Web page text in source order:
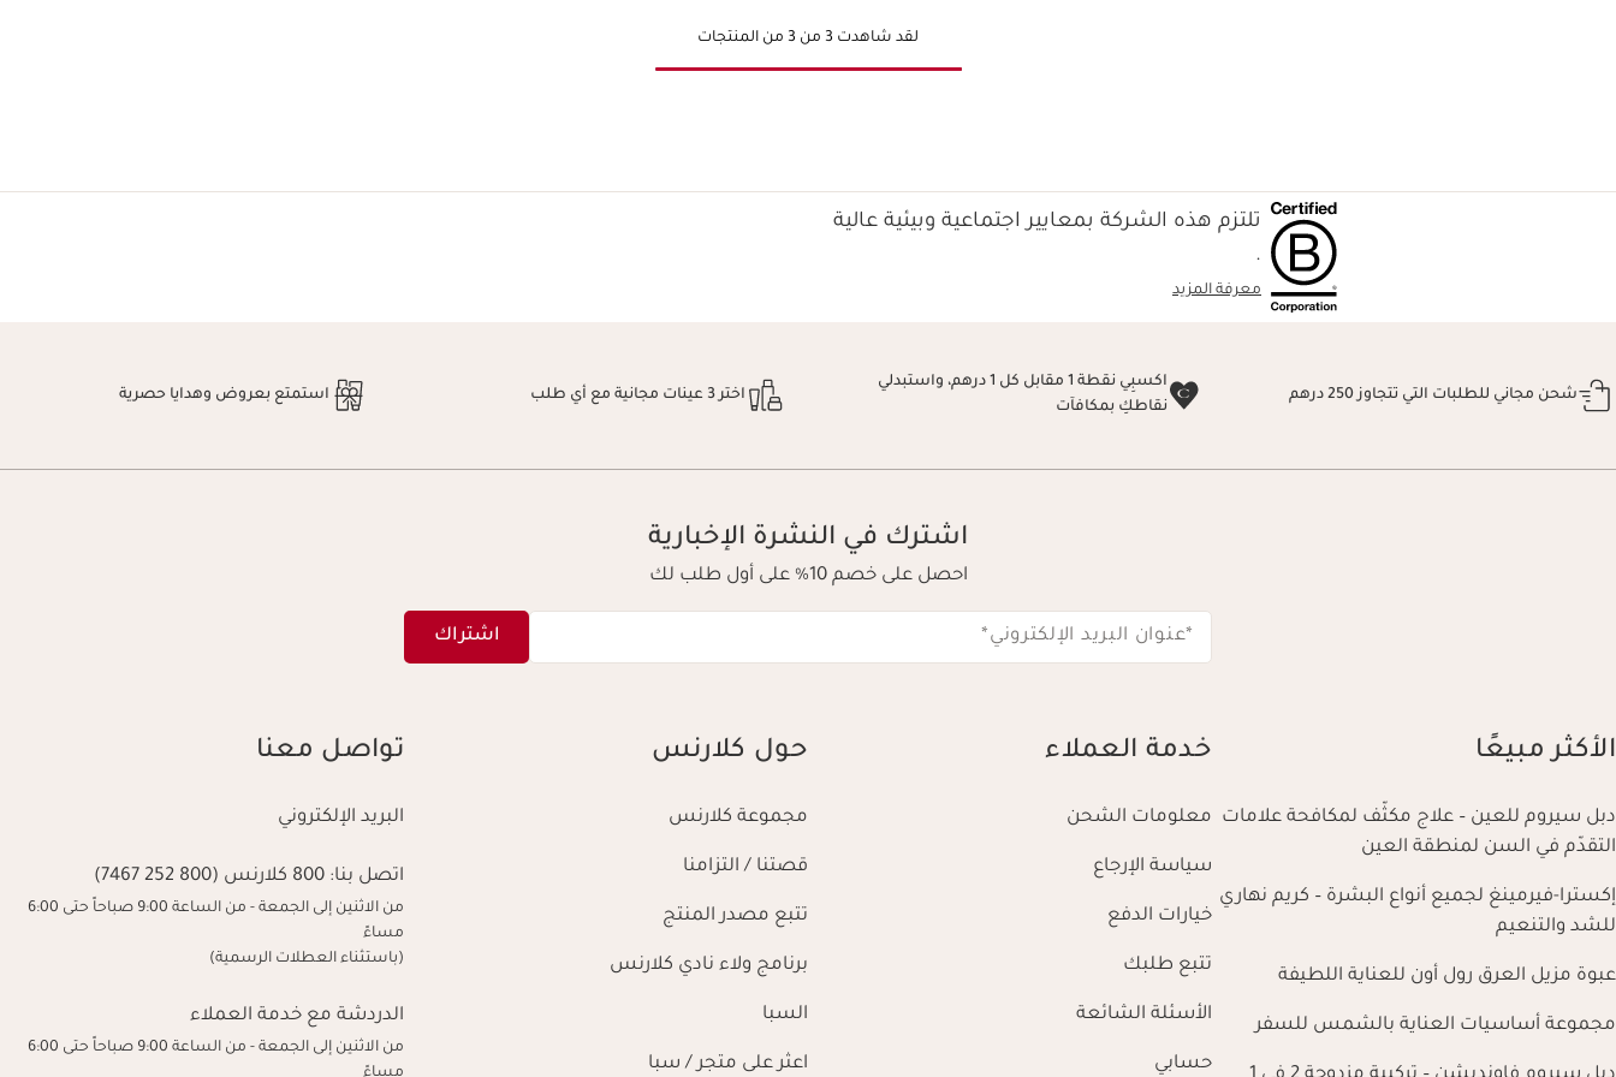
لقد شاهدت 3 من 3 من المنتجات
تلتزم هذه الشركة بمعايير اجتماعية وبيئية عالية
.
معرفة المزيد
شحن مجاني للطلبات التي تتجاوز 250 درهم
اكسبِي نقطة 1 مقابل كل 1 درهم، واستبدلي
نقاطكِ بمكافآت
اختر 3 عينات مجانية مع أي طلب استمتع بعروض وهدايا حصرية
اشترك في النشرة الإخبارية
احصل على خصم 10% على أول طلب لك
*عنوان البريد الإلكتروني* اشتراك
الأكثر مبيعًا
دبل سيروم للعين – علاج مكثّف لمكافحة علامات
التقدّم في السن لمنطقة العين
إكسترا-فيرمينغ لجميع أنواع البشرة – كريم نهاري
للشد والتنعيم
عبوة مزيل العرق رول أون للعناية اللطيفة
مجموعة أساسيات العناية بالشمس للسفر
خدمة العملاء
معلومات الشحن
سياسة الإرجاع
خيارات الدفع
تتبع طلبك
الأسئلة الشائعة
حسابي
حول كلارنس
مجموعة كلارنس
قصتنا / التزامنا
تتبع مصدر المنتج
برنامج ولاء نادي كلارنس
السبا
اعثر على متجر / سبا
تواصل معنا
البريد الإلكتروني
اتصل بنا: 800 كلارنس (800 252 7467)
من الاثنين إلى الجمعة - من الساعة 9:00 صباحاً حتى 6:00
مساءً
(باستثناء العطلات الرسمية)
الدردشة مع خدمة العملاء
من الاثنين إلى الجمعة - من الساعة 9:00 صباحاً حتى 6:00
مساءً